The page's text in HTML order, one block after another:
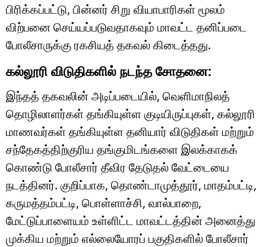
பிரிக்கப்பட்டு, பின்னர் சிறு வியாபாரிகள் மூலம்
விற்பனை செய்யப்படுவதாகவும் மாவட்ட தனிப்படை
போலீசாருக்கு ரகசியத் தகவல் கிடைத்தது.
கல்லூரி விடுதிகளில் நடந்த சோதனை:
இந்தத் தகவலின் அடிப்படையில், வெளிமாநிலத்
தொழிலாளர்கள் தங்கியுள்ள குடியிருப்புகள், கல்லூரி
மாணவர்கள் தங்கியுள்ள தனியார் விடுதிகள் மற்றும்
சந்தேகத்திற்குரிய தங்குமிடங்களை இலக்காகக்
கொண்டு போலீசார் தீவிர தேடுதல் வேட்டையை
நடத்தினர். குறிப்பாக, தொண்டாமுத்தூர், மாதம்பட்டி,
கருமத்தம்பட்டி, பொள்ளாச்சி, வால்பாறை,
மேட்டுப்பாளையம் உள்ளிட்ட மாவட்டத்தின் அனைத்து
முக்கிய மற்றும் எல்லையோரப் பகுதிகளில் போலீசார்